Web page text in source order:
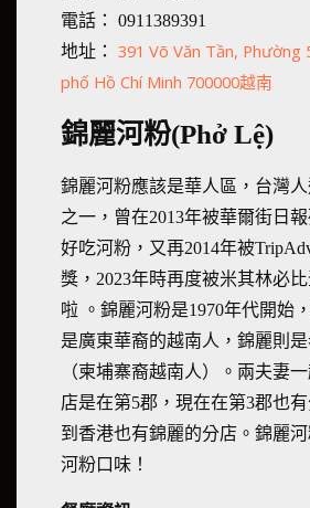
電話： 0911389391
地址： 391 Võ Văn Tần, Phường
phố Hồ Chí Minh 700000越南
錦麗河粉(Phở Lệ)
錦麗河粉應該是華人區，台灣
之一，曾在2013年被華爾街日
好吃河粉，又再2014年被
獎，2023年時再度被米其林必
啦 。錦麗河粉是1970年代開始
是廣東華裔的越南人，錦麗則
（柬埔寨裔越南人）。兩夫妻
店是在第5郡，現在在第3郡也
到香港也有錦麗的分店。錦麗
河粉口味！